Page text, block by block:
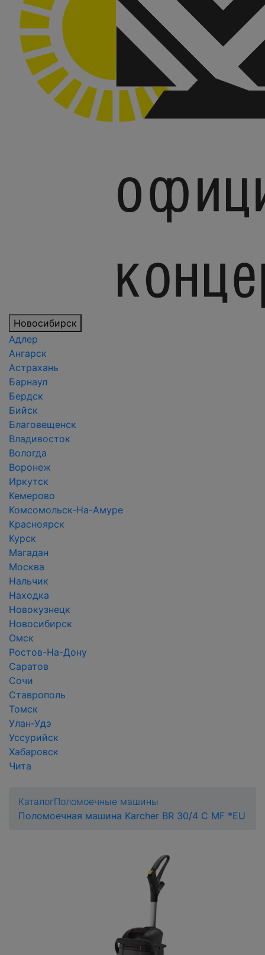
Новосибирск
Адлер
Ангарск
Астрахань
Барнаул
Бердск
Бийск
Благовещенск
Владивосток
Вологда
Воронеж
Иркутск
Кемерово
Комсомольск-На-Амуре
Красноярск
Курск
Магадан
Москва
Нальчик
Находка
Новокузнецк
Новосибирск
Омск
Ростов-На-Дону
Саратов
Сочи
Ставрополь
Томск
Улан-Удэ
Уссурийск
Хабаровск
Чита
КаталогПоломоечные машины
Поломоечная машина Karcher BR 30/4 C MF *EU